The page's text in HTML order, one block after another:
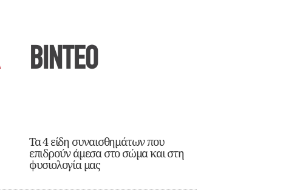
ΒΙΝΤΕΟ
Τα 4 είδη συναισθημάτων που
επιδρούν άμεσα στο σώμα και στη
φυσιολογία μας